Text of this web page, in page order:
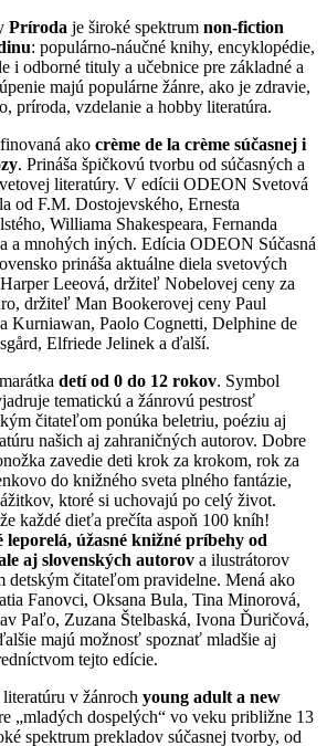
Príroda je široké spektrum non-fiction
: populárno-náučné knihy, encyklopédie,
i odborné tituly a učebnice pre základné a
majú populárne žánre, ako je zdravie,
príroda, vzdelanie a hobby literatúra.
ako crème de la crème súčasnej i
. Prináša špičkovú tvorbu od súčasných a
literatúry. V edícii ODEON Svetová
od F.M. Dostojevského, Ernesta
Williama Shakespeara, Fernanda
a mnohých iných. Edícia ODEON Súčasná
prináša aktuálne diela svetových
Leeová, držiteľ Nobelovej ceny za
držiteľ Man Bookerovej ceny Paul
Kurniawan, Paolo Cognetti, Delphine de
Elfriede Jelinek a ďalší.
detí od 0 do 12 rokov. Symbol
tematickú a žánrovú pestrosť
čitateľom ponúka beletriu, poéziu aj
našich aj zahraničných autorov. Dobre
zavedie deti krok za krokom, rok za
do knižného sveta plného fantázie,
ktoré si uchovajú po celý život.
každé dieťa prečíta aspoň 100 kníh!
úžasné knižné príbehy od
aj slovenských autorov a ilustrátorov
detským čitateľom pravidelne. Mená ako
Fanovci, Oksana Bula, Tina Minorová,
Paľo, Zuzana Štelbaská, Ivona Ďuričová,
majú možnosť spoznať mladšie aj
tejto edície.
literatúru v žánroch young adult a new
„mladých dospelých“ vo veku približne 13
spektrum prekladov súčasnej tvorby, od